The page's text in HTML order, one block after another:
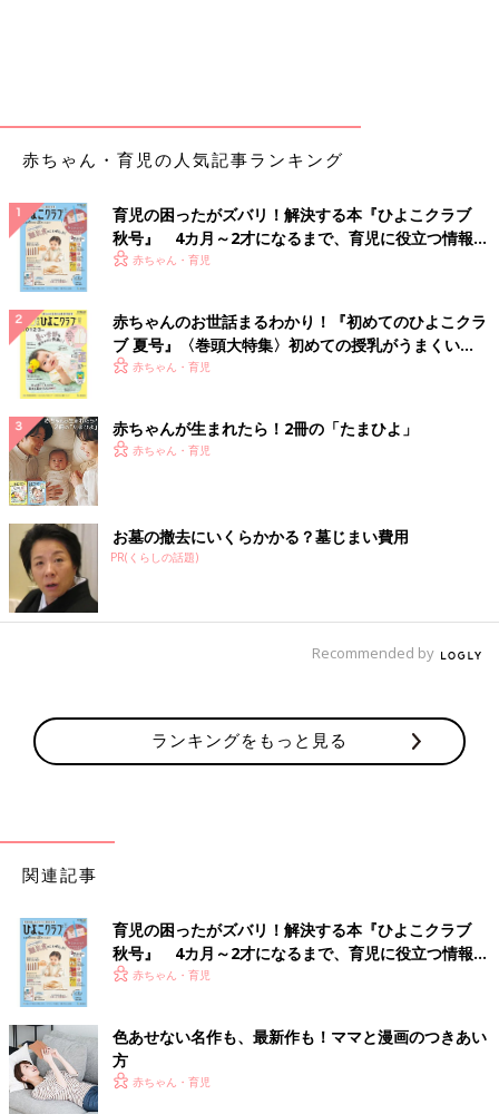
赤ちゃん・育児の人気記事ランキング
育児の困ったがズバリ！解決する本『ひよこクラブ
秋号』 4カ月～2才になるまで、育児に役立つ情報が
いっぱい！
赤ちゃん・育児
赤ちゃんのお世話まるわかり！『初めてのひよこクラ
ブ 夏号』〈巻頭大特集〉初めての授乳がうまくい
く！ おっぱい・ミルクの基本と夏のトラブル 解決テ
赤ちゃん・育児
赤ちゃんが生まれたら！2冊の「たまひよ」
赤ちゃん・育児
お墓の撤去にいくらかかる？墓じまい費用
PR(くらしの話題)
Recommended by
ランキングをもっと見る
関連記事
育児の困ったがズバリ！解決する本『ひよこクラブ
秋号』 4カ月～2才になるまで、育児に役立つ情報が
いっぱい！
赤ちゃん・育児
色あせない名作も、最新作も！ママと漫画のつきあい
方
赤ちゃん・育児